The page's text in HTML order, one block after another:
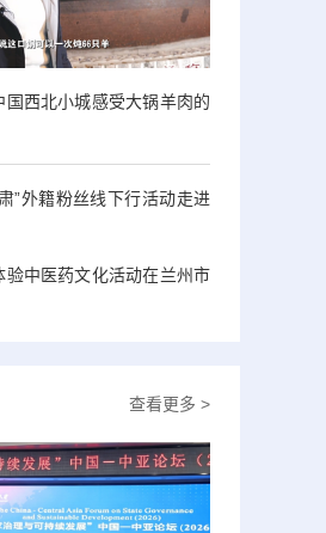
国西北小城感受大锅羊肉的
”外籍粉丝线下行活动走进
验中医药文化活动在兰州市
查看更多 >